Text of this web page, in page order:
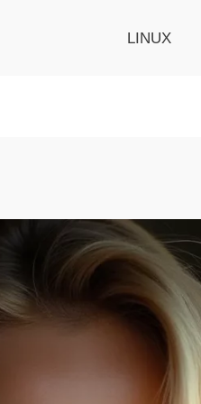
LINUX